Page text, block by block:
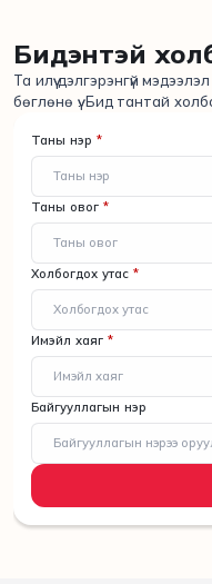
Бидэнтэй
Та илүү дэлгэрэнгүй
бөглөнө үү. Бид тантай
Таны нэр *
Таны овог *
Холбогдох утас *
Имэйл хаяг *
Байгууллагын нэр